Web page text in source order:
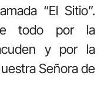
“El Sitio”.
todo por la
y por la
Señora de